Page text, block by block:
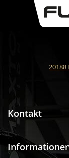
20188
Kontakt